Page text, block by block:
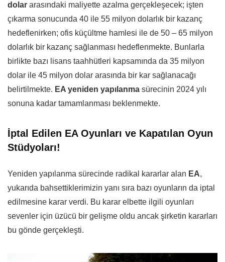
dolar arasındaki maliyette azalma gerçekleşecek; işten
çıkarma sonucunda 40 ile 55 milyon dolarlık bir kazanç
hedeflenirken; ofis küçültme hamlesi ile de 50 – 65 milyon
dolarlık bir kazanç sağlanması hedeflenmekte. Bunlarla
birlikte bazı lisans taahhütleri kapsamında da 35 milyon
dolar ile 45 milyon dolar arasında bir kar sağlanacağı
belirtilmekte. EA yeniden yapılanma sürecinin 2024 yılı
sonuna kadar tamamlanması beklenmekte.
İptal Edilen EA Oyunları ve Kapatılan Oyun
Stüdyoları!
Yeniden yapılanma sürecinde radikal kararlar alan EA,
yukarıda bahsettiklerimizin yanı sıra bazı oyunların da iptal
edilmesine karar verdi. Bu karar elbette ilgili oyunları
sevenler için üzücü bir gelişme oldu ancak şirketin kararları
bu gönde gerçekleşti.